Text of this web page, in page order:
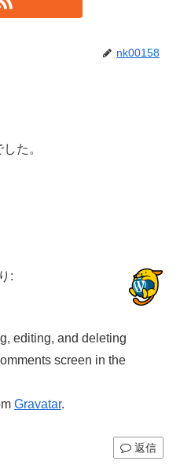
nk00158
た。
:
editing, and deleting
screen in the
Gravatar.
返信